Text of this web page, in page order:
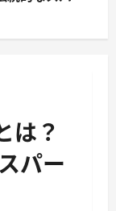
は？
パー